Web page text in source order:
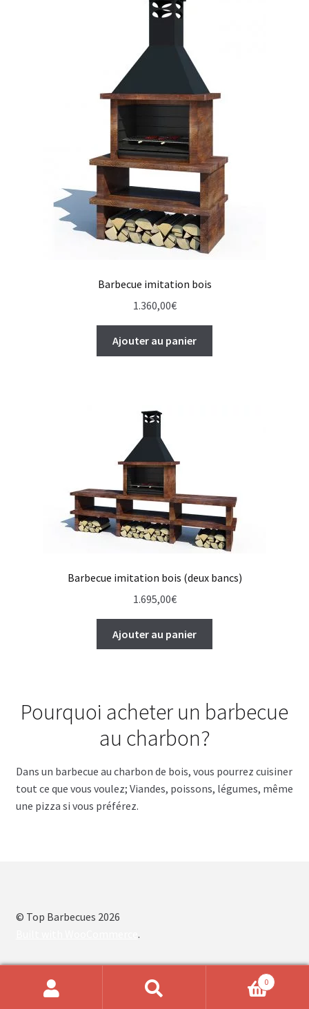
Barbecue imitation bois
1.360,00€
Ajouter au panier
Barbecue imitation bois (deux bancs)
1.695,00€
Ajouter au panier
Pourquoi acheter un barbecue
au charbon?
Dans un barbecue au charbon de bois, vous pourrez cuisiner
tout ce que vous voulez; Viandes, poissons, légumes, même
une pizza si vous préférez.
© Top Barbecues 2026
.
Recherche
Recherche
0